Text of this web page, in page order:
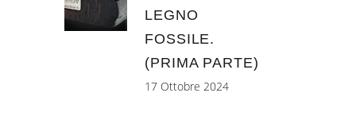
LEGNO
FOSSILE.
(PRIMA PARTE)
17 Ottobre 2024